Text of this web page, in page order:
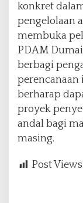
konkret
pengelolaan
membuka
PDAM
berbagi
berharap
proyek
andal bagi
masing.
Post Views: